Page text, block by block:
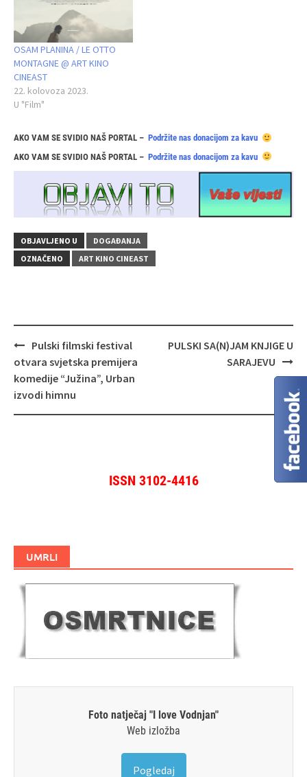
OSAM PLANINA / LE OTTO
MONTAGNE @ ART KINO
CINEAST
22. kolovoza 2023.
U "Film"
AKO VAM SE SVIDIO NAŠ PORTAL – Podržite nas donacijom za kavu
AKO VAM SE SVIDIO NAŠ PORTAL – Podržite nas donacijom za kavu
OBJAVLJENO U
DOGAĐANJA
OZNAČENO
ART KINO CINEAST
Navigacija
objava
Pulski filmski festival
otvara svjetska premijera
komedije “Južina”, Urban
izvodi himnu
PULSKI SA(N)JAM KNJIGE U
SARAJEVU
ISSN 3102-4416
UMRLI
Foto natječaj "I love Vodnjan"
Web izložba
Pogledaj